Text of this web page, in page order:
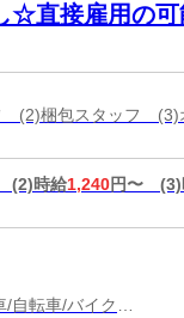
☆直接雇用の可
(2)梱包スタッフ (3)
(2)時給1,240円〜
/自転車/バイク